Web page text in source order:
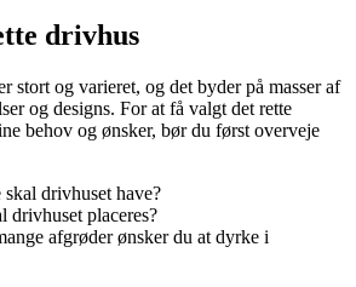
drivhus
stort og varieret, og det byder på masser af
og designs. For at få valgt det rette
behov og ønsker, bør du først overveje
drivhuset have?
drivhuset placeres?
afgrøder ønsker du at dyrke i